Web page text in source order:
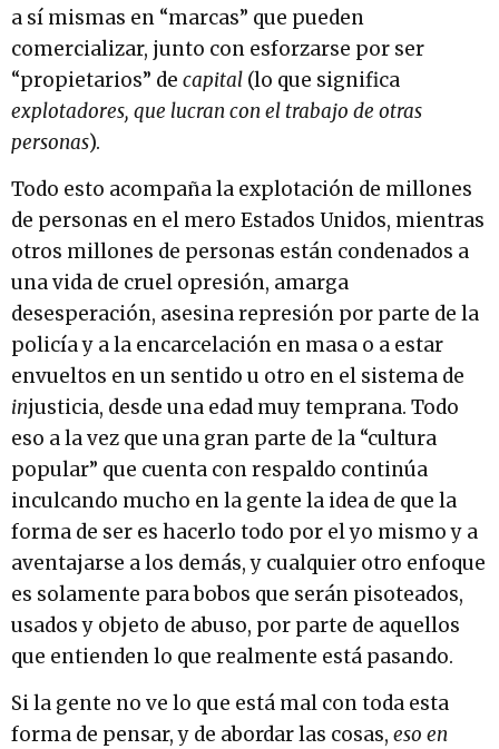
a sí mismas en “marcas” que pueden
comercializar, junto con esforzarse por ser
“propietarios” de capital (lo que significa
explotadores, que lucran con el trabajo de otras
personas).
Todo esto acompaña la explotación de millones
de personas en el mero Estados Unidos, mientras
otros millones de personas están condenados a
una vida de cruel opresión, amarga
desesperación, asesina represión por parte de la
policía y a la encarcelación en masa o a estar
envueltos en un sentido u otro en el sistema de
injusticia, desde una edad muy temprana. Todo
eso a la vez que una gran parte de la “cultura
popular” que cuenta con respaldo continúa
inculcando mucho en la gente la idea de que la
forma de ser es hacerlo todo por el yo mismo y a
aventajarse a los demás, y cualquier otro enfoque
es solamente para bobos que serán pisoteados,
usados y objeto de abuso, por parte de aquellos
que entienden lo que realmente está pasando.
Si la gente no ve lo que está mal con toda esta
forma de pensar, y de abordar las cosas, eso en